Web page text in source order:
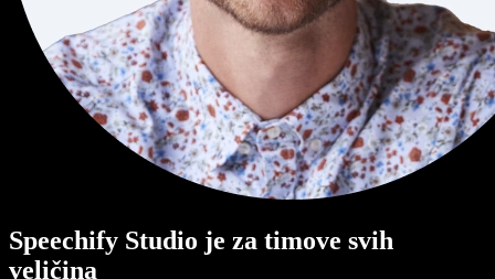
Speechify Studio je za timove svih
veličina